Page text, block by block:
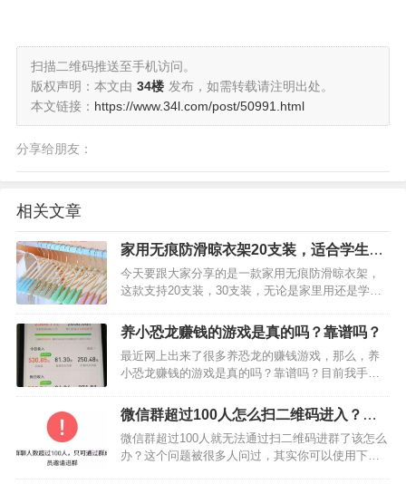
扫描二维码推送至手机访问。
版权声明：本文由 34楼 发布，如需转载请注明出处。
本文链接： https://www.34l.com/post/50991.html
分享给朋友：
相关文章
家用无痕防滑晾衣架20支装，适合学生宿
舍用
今天要跟大家分享的是一款家用无痕防滑晾衣架，
这款支持20支装，30支装，无论是家里用还是学生
常好用，下面，一起来看看吧。目前该款类型的晾
衣架价格也很便宜，原价17.8元，现在用支付宝扫
描下面的二维…
养小恐龙赚钱的游戏是真的吗？靠谱吗？
最近网上出来了很多养恐龙的赚钱游戏，那么，养
小恐龙赚钱的游戏是真的吗？靠谱吗？目前我手上
就给大家做个介绍，还没有下载的朋友，可扫描下
面的二维码下载。第一款：全民养龙全民养龙是目
前最靠谱的一款赚钱游…
微信群超过100人怎么扫二维码进入？你
可以通过这两个方法解决
微信群超过100人就无法通过扫二维码进群了该怎么
办？这个问题被很多人问过，其实你可以使用下面